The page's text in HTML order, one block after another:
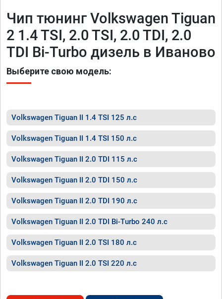
Чип тюнинг Volkswagen Tiguan
2 1.4 TSI, 2.0 TSI, 2.0 TDI, 2.0
TDI Bi-Turbo дизель в Иваново
Выберите свою модель:
Volkswagen Tiguan II 1.4 TSI 125 л.с
Volkswagen Tiguan II 1.4 TSI 150 л.с
Volkswagen Tiguan II 2.0 TDI 115 л.с
Volkswagen Tiguan II 2.0 TDI 150 л.с
Volkswagen Tiguan II 2.0 TDI 190 л.с
Volkswagen Tiguan II 2.0 TDI Bi-Turbo 240 л.с
Volkswagen Tiguan II 2.0 TSI 180 л.с
Volkswagen Tiguan II 2.0 TSI 220 л.с